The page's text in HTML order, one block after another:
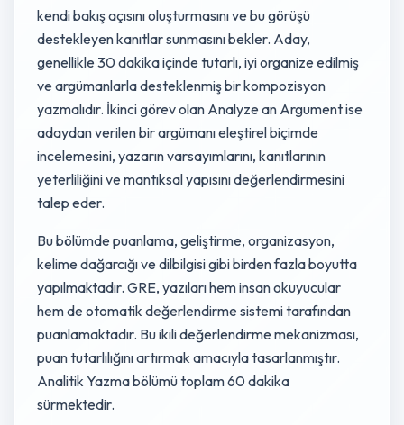
kendi bakış açısını oluşturmasını ve bu görüşü
destekleyen kanıtlar sunmasını bekler. Aday,
genellikle 30 dakika içinde tutarlı, iyi organize edilmiş
ve argümanlarla desteklenmiş bir kompozisyon
yazmalıdır. İkinci görev olan Analyze an Argument ise
adaydan verilen bir argümanı eleştirel biçimde
incelemesini, yazarın varsayımlarını, kanıtlarının
yeterliliğini ve mantıksal yapısını değerlendirmesini
talep eder.
Bu bölümde puanlama, geliştirme, organizasyon,
kelime dağarcığı ve dilbilgisi gibi birden fazla boyutta
yapılmaktadır. GRE, yazıları hem insan okuyucular
hem de otomatik değerlendirme sistemi tarafından
puanlamaktadır. Bu ikili değerlendirme mekanizması,
puan tutarlılığını artırmak amacıyla tasarlanmıştır.
Analitik Yazma bölümü toplam 60 dakika
sürmektedir.